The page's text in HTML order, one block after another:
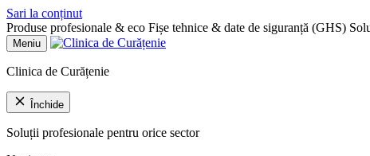
Sari la conținut
Produse profesionale & eco Fișe tehnice & date de siguranță (GHS)
Meniu
Clinica de Curățenie
Închide
Soluții profesionale pentru orice sector